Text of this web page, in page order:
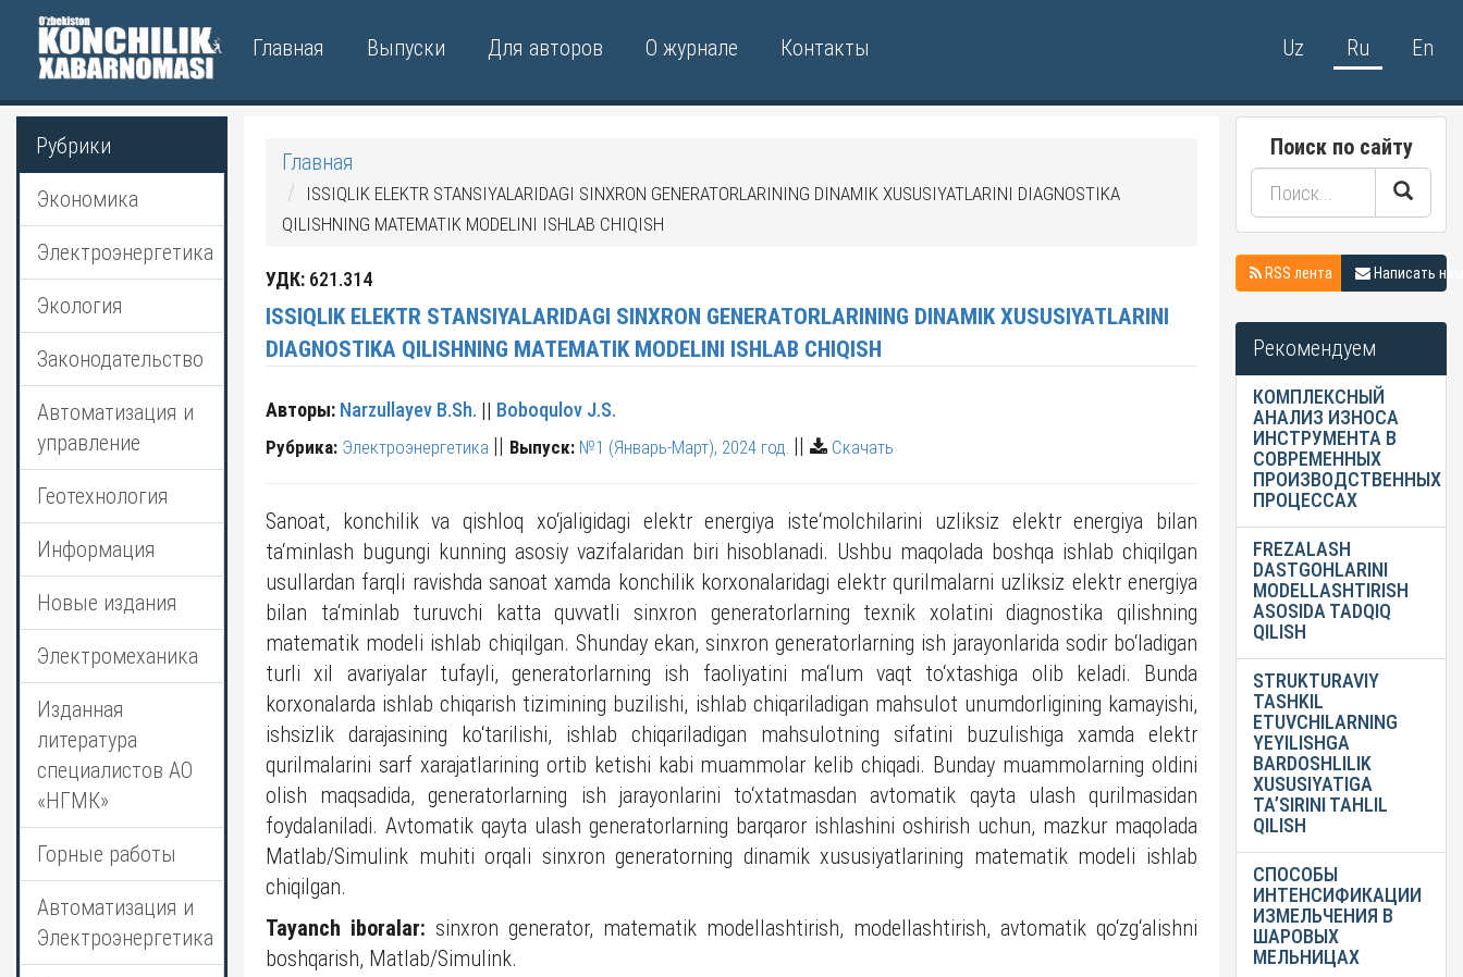
Главная Выпуски Для авторов О журнале Контакты Uz Ru En
Рубрики
Экономика
Электроэнергетика
Экология
Законодательство
Автоматизация и
управление
Геотехнология
Информация
Новые издания
Электромеханика
Изданная
литература
специалистов АО
«НГМК»
Горные работы
Автоматизация и
Электроэнергетика
Главная
ISSIQLIK ELEKTR STANSIYALARIDAGI SINXRON GENERATORLARINING DINAMIK XUSUSIYATLARINI DIAGNOSTIKA
QILISHNING MATEMATIK MODELINI ISHLAB CHIQISH
УДК: 621.314
ISSIQLIK ELEKTR STANSIYALARIDAGI SINXRON GENERATORLARINING DINAMIK XUSUSIYATLARINI
DIAGNOSTIKA QILISHNING MATEMATIK MODELINI ISHLAB CHIQISH
Авторы: Narzullayev B.Sh. || Boboqulov J.S.
Рубрика: Электроэнергетика || Выпуск: №1 (Январь-Март), 2024 год. || Скачать
Sanoat, konchilik va qishloq xo‘jaligidagi elektr energiya iste‘molchilarini uzliksiz elektr energiya bilan
ta‘minlash bugungi kunning asosiy vazifalaridan biri hisoblanadi. Ushbu maqolada boshqa ishlab chiqilgan
usullardan farqli ravishda sanoat xamda konchilik korxonalaridagi elektr qurilmalarni uzliksiz elektr energiya
bilan ta‘minlab turuvchi katta quvvatli sinxron generatorlarning texnik xolatini diagnostika qilishning
matematik modeli ishlab chiqilgan. Shunday ekan, sinxron generatorlarning ish jarayonlarida sodir bo‘ladigan
turli xil avariyalar tufayli, generatorlarning ish faoliyatini ma‘lum vaqt to‘xtashiga olib keladi. Bunda
korxonalarda ishlab chiqarish tizimining buzilishi, ishlab chiqariladigan mahsulot unumdorligining kamayishi,
ishsizlik darajasining ko‘tarilishi, ishlab chiqariladigan mahsulotning sifatini buzulishiga xamda elektr
qurilmalarini sarf xarajatlarining ortib ketishi kabi muammolar kelib chiqadi. Bunday muammolarning oldini
olish maqsadida, generatorlarning ish jarayonlarini to‘xtatmasdan avtomatik qayta ulash qurilmasidan
foydalaniladi. Avtomatik qayta ulash generatorlarning barqaror ishlashini oshirish uchun, mazkur maqolada
Matlab/Simulink muhiti orqali sinxron generatorning dinamik xususiyatlarining matematik modeli ishlab
chiqilgan.
Tayanch iboralar: sinxron generator, matematik modellashtirish, modellashtirish, avtomatik qo‘zg‘alishni
boshqarish, Matlab/Simulink.
Поиск по сайту
RSS лента Написать нам
Рекомендуем
КОМПЛЕКСНЫЙ
АНАЛИЗ ИЗНОСА
ИНСТРУМЕНТА В
СОВРЕМЕННЫХ
ПРОИЗВОДСТВЕННЫХ
ПРОЦЕССАХ
FREZALASH
DASTGOHLARINI
MODELLASHTIRISH
ASOSIDA TADQIQ
QILISH
STRUKTURAVIY
TASHKIL
ETUVCHILARNING
YEYILISHGA
BARDOSHLILIK
XUSUSIYATIGA
TA’SIRINI TAHLIL
QILISH
СПОСОБЫ
ИНТЕНСИФИКАЦИИ
ИЗМЕЛЬЧЕНИЯ В
ШАРОВЫХ
МЕЛЬНИЦАХ